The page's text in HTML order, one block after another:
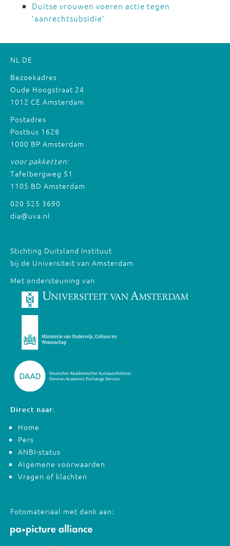
Duitse vrouwen voeren actie tegen
'aanrechtsubsidie'
NL DE
Bezoekadres
Oude Hoogstraat 24
1012 CE Amsterdam
Postadres
Postbus 1628
1000 BP Amsterdam
voor pakketten:
Tafelbergweg 51
1105 BD Amsterdam
020 525 3690
dia@uva.nl
Stichting Duitsland Instituut
bij de Universiteit van Amsterdam
Met ondersteuning van
Direct naar:
Home
Pers
ANBI-status
Algemene voorwaarden
Vragen of klachten
Fotomateriaal met dank aan: